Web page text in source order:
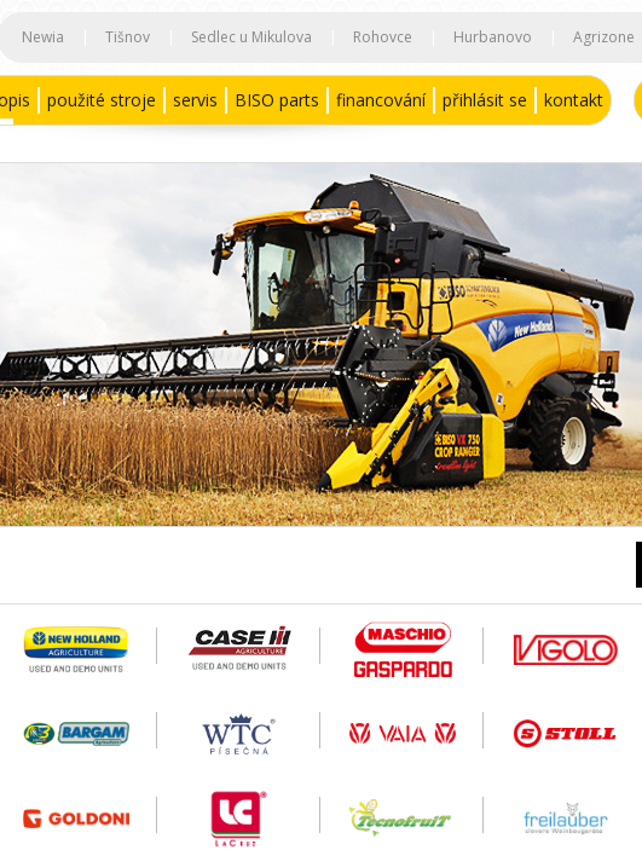
Newia Tišnov Sedlec u Mikulova Rohovce Hurbanovo Agrizone
použité stroje servis BISO parts financování přihlásit se kontakt